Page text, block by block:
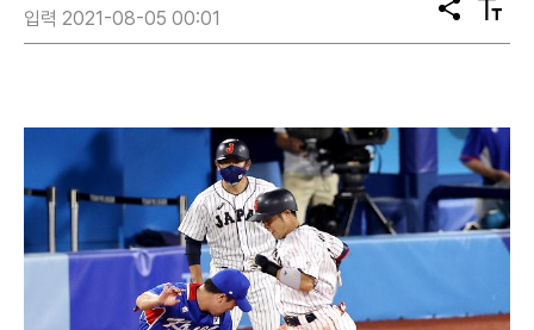
입력 2021-08-05 00:01
공
유
텍
스